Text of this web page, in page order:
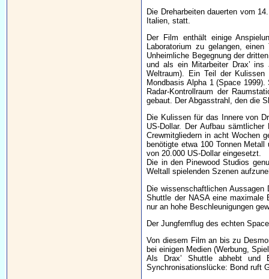
Die Dreharbeiten dauerten vom
Italien, statt.
Der Film enthält einige
Laboratorium zu gelangen,
Unheimliche Begegnung der
und als ein Mitarbeiter Drax’
Weltraum). Ein Teil der Kulissen
Mondbasis Alpha 1 (Space
Radar-Kontrollraum der
gebaut. Der Abgasstrahl, den die
Die Kulissen für das Innere von
US-Dollar. Der Aufbau
Crewmitgliedern in acht Wochen
benötigte etwa 100 Tonnen
von 20.000 US-Dollar eingesetzt.
Die in den Pinewood Studios
Weltall spielenden Szenen
Die wissenschaftlichen Aussagen
Shuttle der NASA eine maximale
nur an hohe Beschleunigungen
Der Jungfernflug des echten
Von diesem Film an bis zu
bei einigen Medien (Werbung,
Als Drax’ Shuttle abhebt und
Synchronisationslücke: Bond ruft